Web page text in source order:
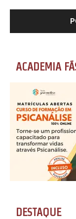
ACADEMIA
DESTAQUE